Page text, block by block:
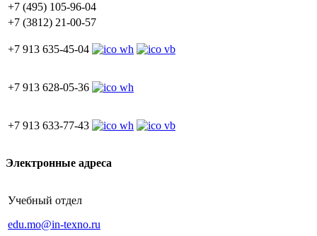
+7 (495) 105-96-04
+7 (3812) 21-00-57
+7 913 635-45-04
+7 913 628-05-36
+7 913 633-77-43
Электронные адреса
Учебный отдел
edu.mo@in-texno.ru